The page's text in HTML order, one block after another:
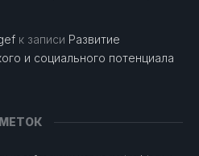
к записи Развитие
и социального потенциала